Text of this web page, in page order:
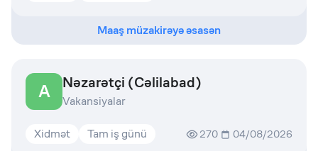
Maaş müzakirəyə əsasən
A Nəzarətçi (Cəlilabad)
Vakansiyalar
Xidmət Tam iş günü 270 04/08/2026